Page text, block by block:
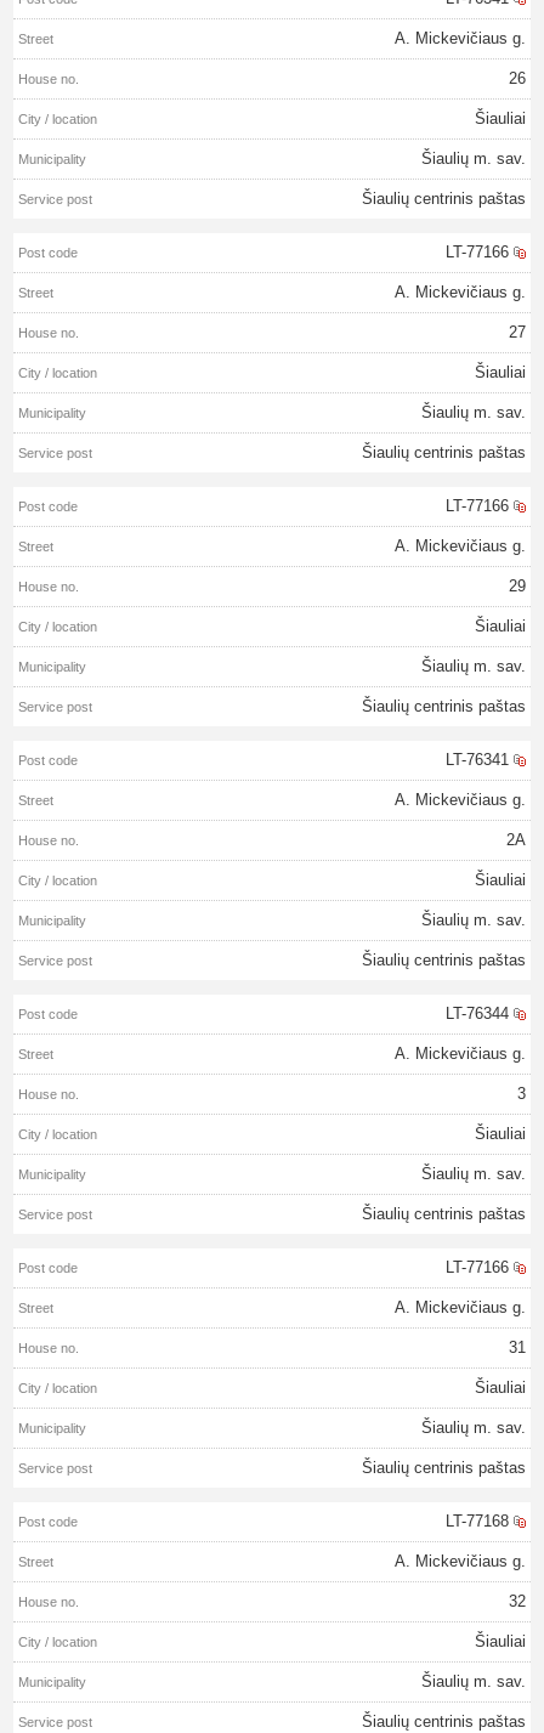
A. Mickevičiaus g.
26
Šiauliai
Šiaulių m. sav.
Šiaulių centrinis paštas
LT-77166
A. Mickevičiaus g.
27
Šiauliai
Šiaulių m. sav.
Šiaulių centrinis paštas
LT-77166
A. Mickevičiaus g.
29
Šiauliai
Šiaulių m. sav.
Šiaulių centrinis paštas
LT-76341
A. Mickevičiaus g.
2A
Šiauliai
Šiaulių m. sav.
Šiaulių centrinis paštas
LT-76344
A. Mickevičiaus g.
3
Šiauliai
Šiaulių m. sav.
Šiaulių centrinis paštas
LT-77166
A. Mickevičiaus g.
31
Šiauliai
Šiaulių m. sav.
Šiaulių centrinis paštas
LT-77168
A. Mickevičiaus g.
32
Šiauliai
Šiaulių m. sav.
Šiaulių centrinis paštas